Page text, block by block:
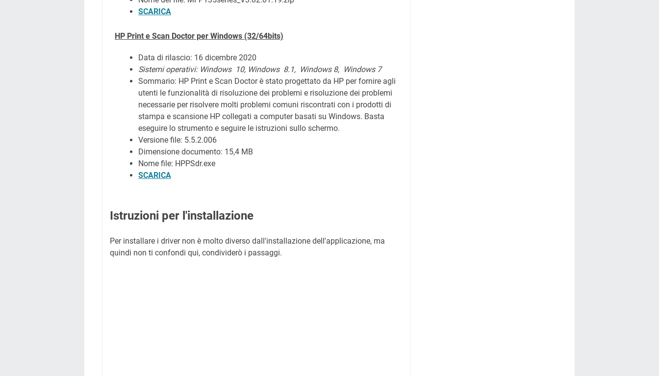
SCARICA
HP Print e Scan Doctor per Windows (32/64bits)
Data di rilascio: 16 dicembre 2020
Sistemi operativi: Windows 10, Windows 8.1, Windows 8, Windows 7
Sommario: HP Print e Scan Doctor è stato progettato da HP per fornire agli
utenti le funzionalità di risoluzione dei problemi e risoluzione dei problemi
necessarie per risolvere molti problemi comuni riscontrati con i prodotti di
stampa e scansione HP collegati a computer basati su Windows. Basta
eseguire lo strumento e seguire le istruzioni sullo schermo.
Versione file: 5.5.2.006
Dimensione documento: 15,4 MB
Nome file: HPPSdr.exe
SCARICA
Istruzioni per l'installazione
Per installare i driver non è molto diverso dall'installazione dell'applicazione, ma
quindi non ti confondi qui, condividerò i passaggi.